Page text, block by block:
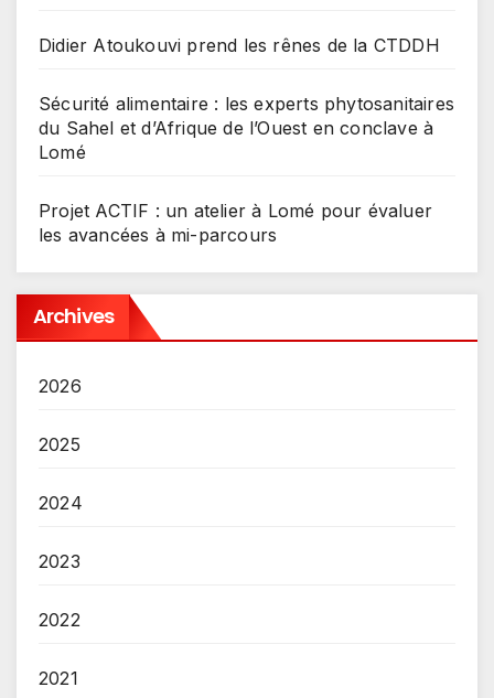
Didier Atoukouvi prend les rênes de la CTDDH
Sécurité alimentaire : les experts phytosanitaires
du Sahel et d’Afrique de l’Ouest en conclave à
Lomé
Projet ACTIF : un atelier à Lomé pour évaluer
les avancées à mi-parcours
Archives
2026
2025
2024
2023
2022
2021